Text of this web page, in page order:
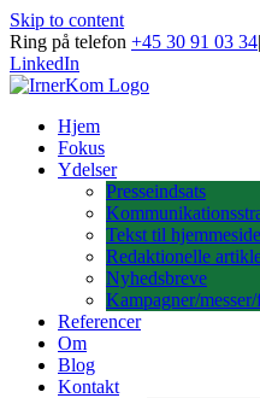
Skip to content
Ring på telefon +45 30 91 03 34|
LinkedIn
Hjem
Fokus
Ydelser
Presseindsats
Tekst til hjemmeside
Redaktionelle
Nyhedsbreve
Kampagner/
Referencer
Om
Blog
Kontakt